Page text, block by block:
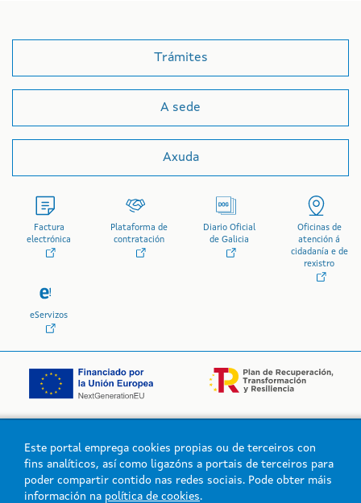
Trámites
A sede
Axuda
Factura
electrónica
Plataforma de
contratación
Diario Oficial
de Galicia
Oficinas de
atención á
cidadanía e de
rexistro
eServizos
Logo da Xunta de Galicia
Este portal emprega cookies propias ou de terceiros con
fins analíticos, así como ligazóns a portais de terceiros para
poder compartir contido nas redes sociais. Pode obter máis
información na política de cookies.